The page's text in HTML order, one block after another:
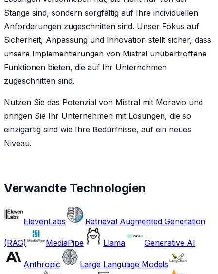
Stange sind, sondern sorgfältig auf Ihre individuellen
Anforderungen zugeschnitten sind. Unser Fokus auf
Sicherheit, Anpassung und Innovation stellt sicher, dass
unsere Implementierungen von Mistral unübertroffene
Funktionen bieten, die auf Ihr Unternehmen
zugeschnitten sind.
Nutzen Sie das Potenzial von Mistral mit Moravio und
bringen Sie Ihr Unternehmen mit Lösungen, die so
einzigartig sind wie Ihre Bedürfnisse, auf ein neues
Niveau.
Verwandte Technologien
ElevenLabs Retrieval Augmented Generation
(RAG) MediaPipe Llama Generative AI
Anthropic Large Language Models